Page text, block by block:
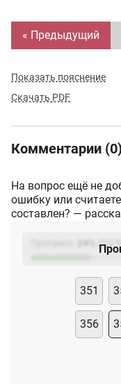
« Предыдущий
Показать пояснение
Скачать PDF
Комментарии (0)
На вопрос ещё не
ошибку или
составлен? —
(23
351
356